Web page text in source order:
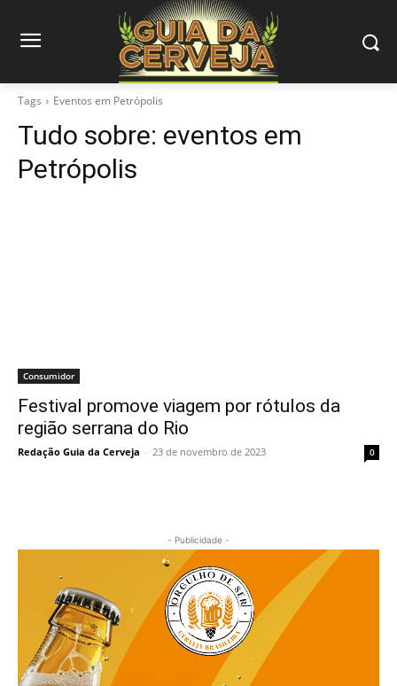
Tags Eventos em Petrópolis
Tudo sobre: eventos em
Petrópolis
Consumidor
Festival promove viagem por rótulos da
região serrana do Rio
Redação Guia da Cerveja - 23 de novembro de 2023 0
- Publicidade -